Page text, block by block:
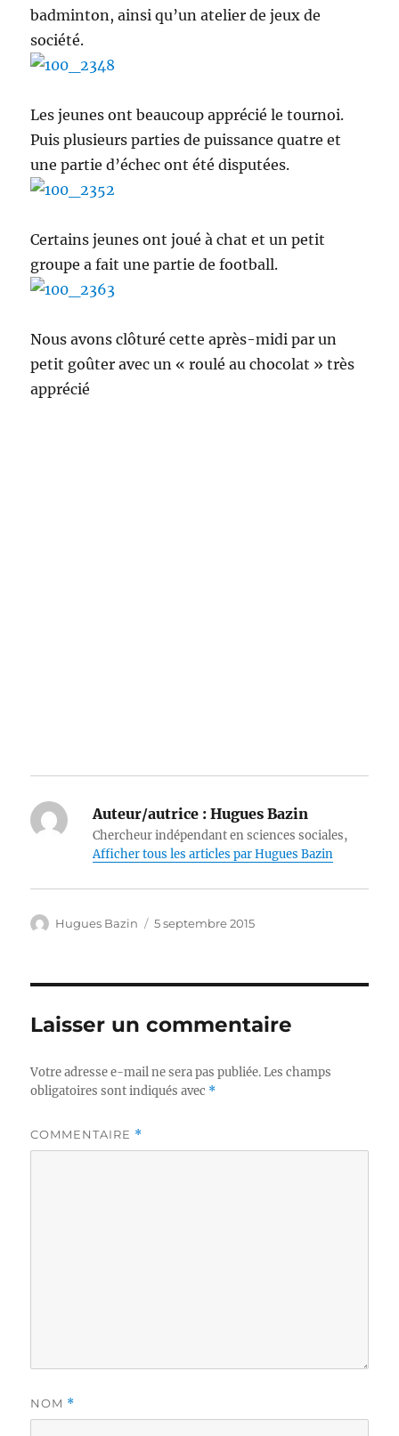
badminton, ainsi qu’un atelier de jeux de
société.
Les jeunes ont beaucoup apprécié le tournoi.
Puis plusieurs parties de puissance quatre et
une partie d’échec ont été disputées.
Certains jeunes ont joué à chat et un petit
groupe a fait une partie de football.
Nous avons clôturé cette après-midi par un
petit goûter avec un « roulé au chocolat » très
apprécié
Auteur/autrice : Hugues Bazin
Chercheur indépendant en sciences sociales,
Afficher tous les articles par Hugues Bazin
Auteur
Hugues Bazin
Publié
5 septembre 2015
Laisser un commentaire
Votre adresse e-mail ne sera pas publiée. Les champs
obligatoires sont indiqués avec *
COMMENTAIRE *
NOM *